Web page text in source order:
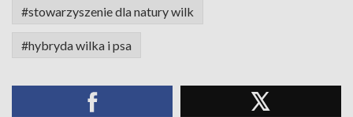
#stowarzyszenie dla natury wilk
#hybryda wilka i psa